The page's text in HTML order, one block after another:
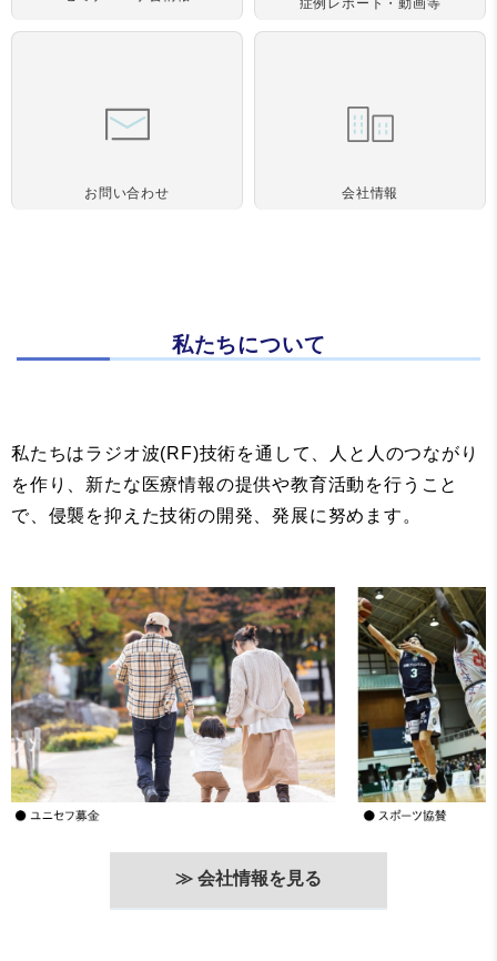
症例レポート・動画等
お問い合わせ 会社情報
私たちについて
私たちはラジオ波(RF)技術を通して、人と人のつながり
を作り、新たな医療情報の提供や教育活動を行うこと
で、侵襲を抑えた技術の開発、発展に努めます。
≫ 会社情報を見る